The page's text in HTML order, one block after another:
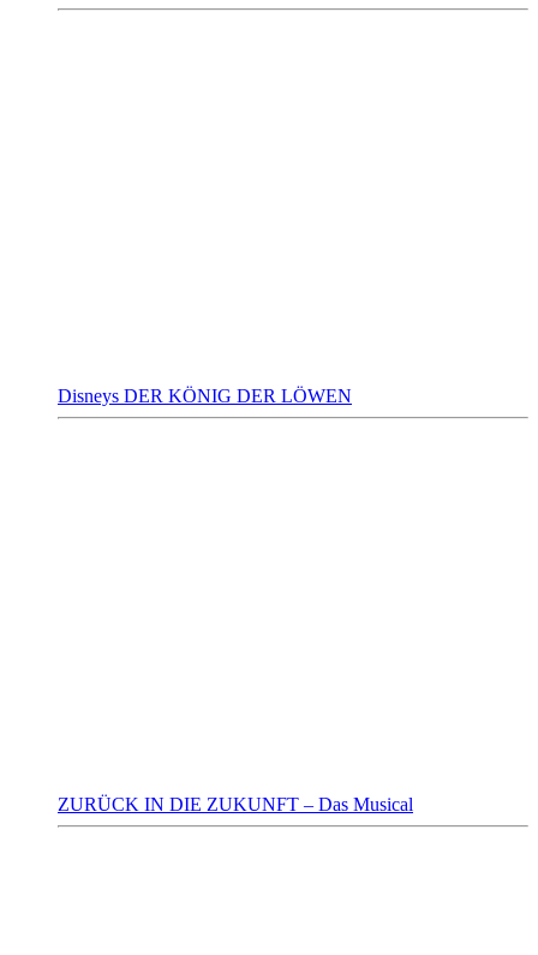
Disneys DER KÖNIG DER LÖWEN
ZURÜCK IN DIE ZUKUNFT – Das Musical